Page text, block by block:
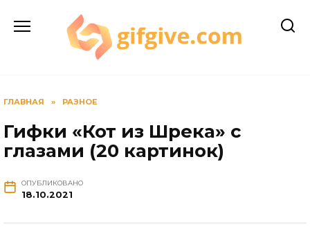
содержанию
ГЛАВНАЯ » РАЗНОЕ
Гифки «Кот из Шрека» с
глазами (20 картинок)
ОПУБЛИКОВАНО
18.10.2021